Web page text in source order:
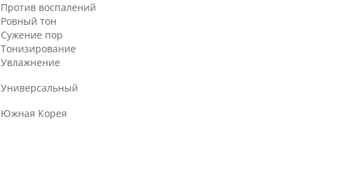
Против воспалений
Ровный тон
Сужение пор
Тонизирование
Увлажнение
Универсальный
Южная Корея